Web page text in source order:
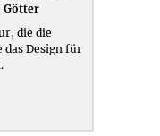
Götter
die die
Design für